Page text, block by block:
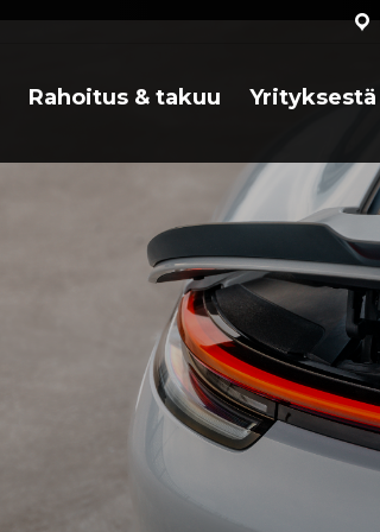
Rahoitus & takuu Yrityksestä